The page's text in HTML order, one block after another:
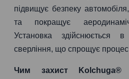
підвищує безпеку
та покращує
Установка здійснюється
сверління, що спрощує
Чим захист Kolchuga®